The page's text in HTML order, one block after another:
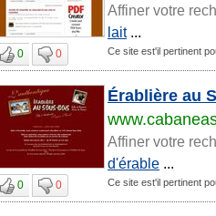
Affiner votre
lait...
0 0 Ce site est'il pertinent
Érablière au
Affiner votre
d'érable ...
0 0 Ce site est'il pertinent